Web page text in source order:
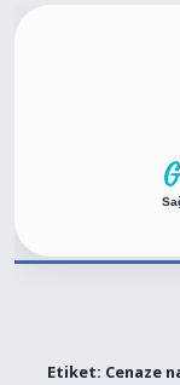
Etiket: Cenaze